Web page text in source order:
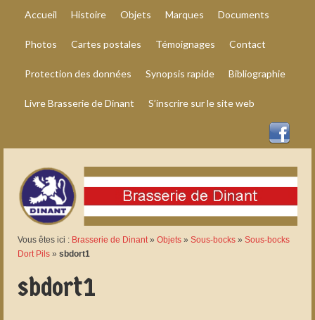
Accueil Histoire Objets Marques Documents
Photos Cartes postales Témoignages Contact
Protection des données Synopsis rapide Bibliographie
Livre Brasserie de Dinant S’inscrire sur le site web
Vous êtes ici : Brasserie de Dinant» Objets » Sous-bocks » Sous-bocks
Dort Pils » sbdort1
sbdort1